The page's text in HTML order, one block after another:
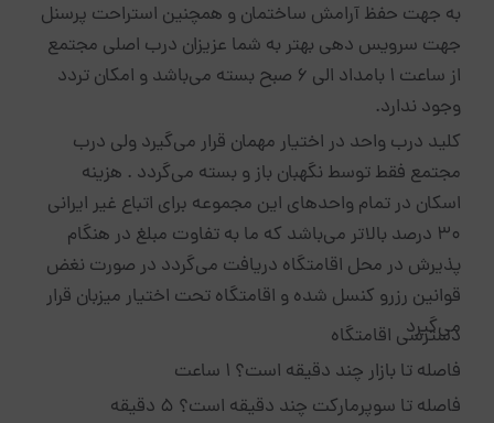
به جهت حفظ آرامش ساختمان و همچنین استراحت پرسنل
جهت سرویس دهی بهتر به شما عزیزان درب اصلی مجتمع
از ساعت ۱ بامداد الی ۶ صبح بسته می‌باشد و امکان تردد
وجود ندارد.
کلید درب واحد در اختیار مهمان قرار می‌گیرد ولی درب
مجتمع فقط توسط نگهبان باز و بسته می‌گردد . هزینه
اسکان در تمام واحدهای این مجموعه برای اتباع غیر ایرانی
۳۰ درصد بالاتر می‌باشد که ما به تفاوت مبلغ در هنگام
پذیرش در محل اقامتگاه دریافت می‌گردد در صورت نغض
قوانین رزرو کنسل شده و اقامتگاه تحت اختیار میزبان قرار
می‌گیرد
دسترسی اقامتگاه
فاصله تا بازار چند دقیقه است؟ 1 ساعت
فاصله تا سوپرمارکت چند دقیقه است؟ 5 دقیقه